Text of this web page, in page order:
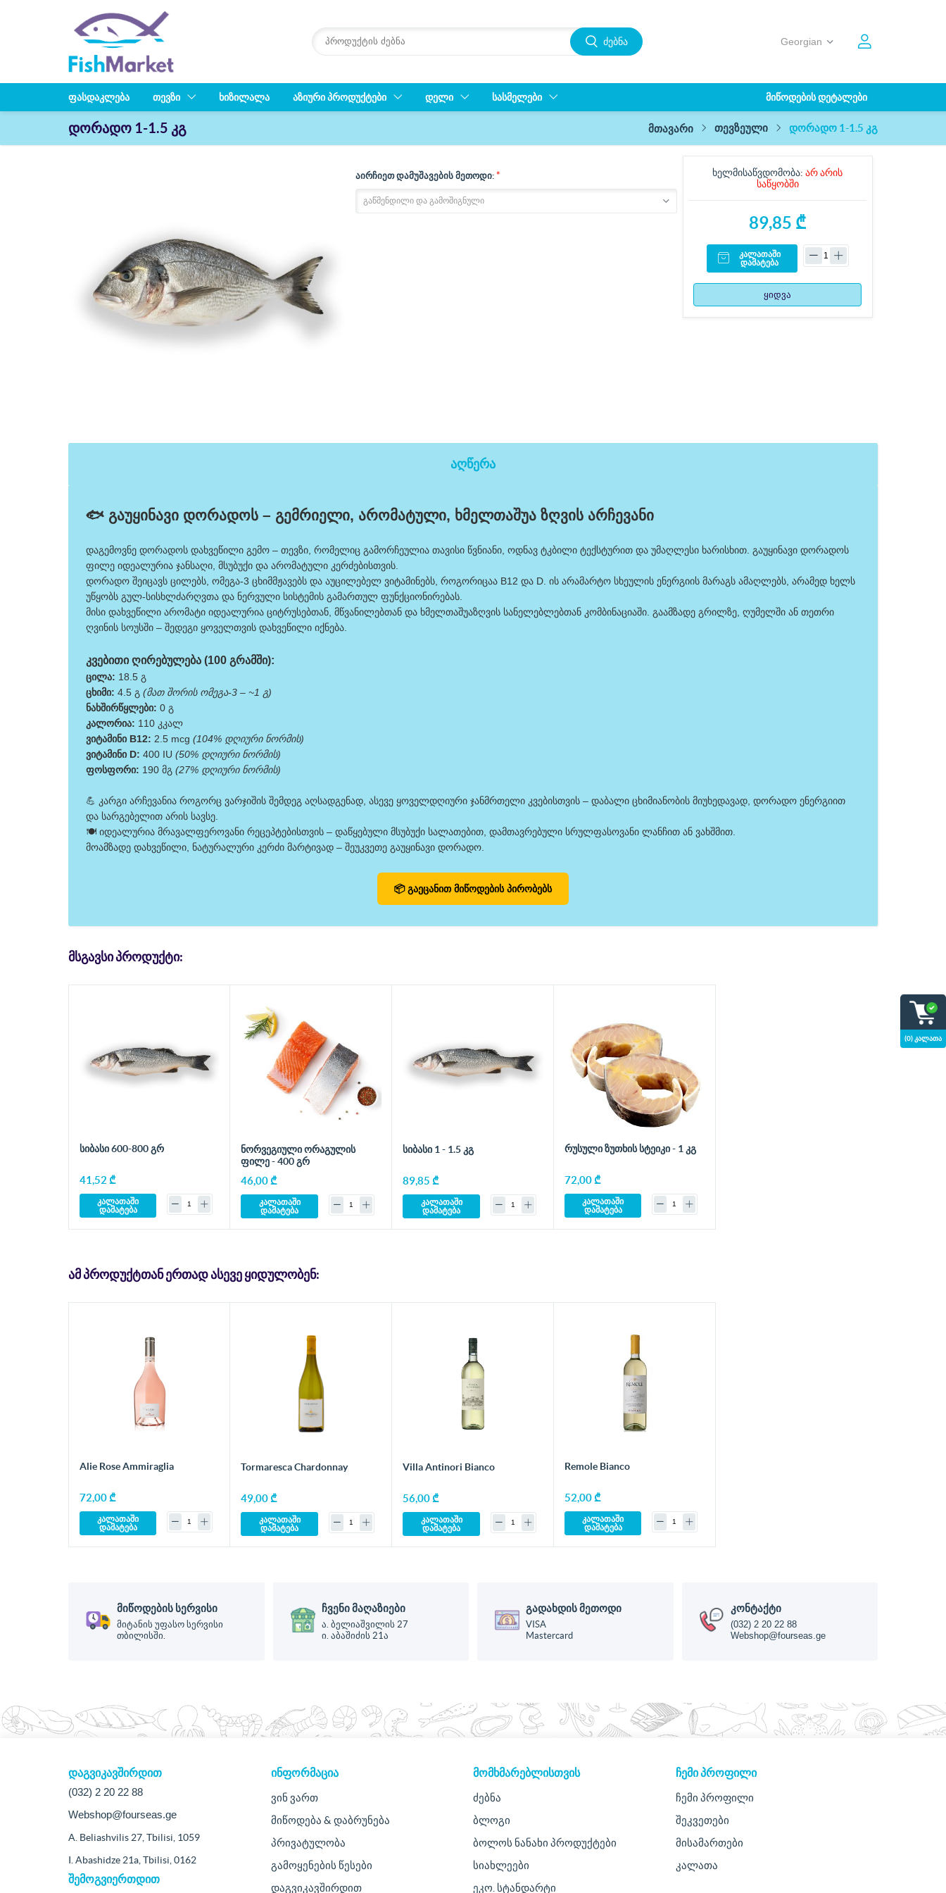
(0) კალათა
ძებნა
ᲤᲐᲡᲓᲐᲙᲚᲔᲑᲐ ᲗᲔᲕᲖᲘ ᲮᲘᲖᲘᲚᲐᲚᲐ ᲐᲖᲘᲣᲠᲘ ᲞᲠᲝᲓᲣᲥᲢᲔᲑᲘ ᲓᲔᲚᲘ ᲡᲐᲡᲛᲔᲚᲔᲑᲘ ᲛᲘᲬᲝᲓᲔᲑᲘᲡ ᲓᲔᲢᲐᲚᲔᲑᲘ
დორადო 1-1.5 კგ მთავარი თევზეული დორადო 1-1.5 კგ
აირჩიეთ დამუშავების მეთოდი: * ხელმისაწვდომობა: არ არის
საწყობში
89,85 ₾
კალათაში
დამატება
ყიდვა
აღწერა
🐟 გაუყინავი დორადოს – გემრიელი, არომატული, ხმელთაშუა ზღვის არჩევანი
დაგემოვნე დორადოს დახვეწილი გემო – თევზი, რომელიც გამორჩეულია თავისი წვნიანი, ოდნავ ტკბილი ტექსტურით და უმაღლესი ხარისხით. გაუყინავი დორადოს
ფილე იდეალურია ჯანსაღი, მსუბუქი და არომატული კერძებისთვის.
დორადო შეიცავს ცილებს, ომეგა-3 ცხიმმჟავებს და აუცილებელ ვიტამინებს, როგორიცაა B12 და D. ის არამარტო სხეულის ენერგიის მარაგს ამაღლებს, არამედ ხელს
უწყობს გულ-სისხლძარღვთა და ნერვული სისტემის გამართულ ფუნქციონირებას.
მისი დახვეწილი არომატი იდეალურია ციტრუსებთან, მწვანილებთან და ხმელთაშუაზღვის სანელებლებთან კომბინაციაში. გაამზადე გრილზე, ღუმელში ან თეთრი
ღვინის სოუსში – შედეგი ყოველთვის დახვეწილი იქნება.
კვებითი ღირებულება (100 გრამში):
ცილა: 18.5 გ
ცხიმი: 4.5 გ (მათ შორის ომეგა-3 – ~1 გ)
ნახშირწყლები: 0 გ
კალორია: 110 კკალ
ვიტამინი B12: 2.5 mcg (104% დღიური ნორმის)
ვიტამინი D: 400 IU (50% დღიური ნორმის)
ფოსფორი: 190 მგ (27% დღიური ნორმის)
💪 კარგი არჩევანია როგორც ვარჯიშის შემდეგ აღსადგენად, ასევე ყოველდღიური ჯანმრთელი კვებისთვის – დაბალი ცხიმიანობის მიუხედავად, დორადო ენერგიით
და სარგებელით არის სავსე.
🍽️ იდეალურია მრავალფეროვანი რეცეპტებისთვის – დაწყებული მსუბუქი სალათებით, დამთავრებული სრულფასოვანი ლანჩით ან ვახშმით.
მოამზადე დახვეწილი, ნატურალური კერძი მარტივად – შეუკვეთე გაუყინავი დორადო.
📦 გაეცანით მიწოდების პირობებს
ᲛᲡᲒᲐᲕᲡᲘ ᲞᲠᲝᲓᲣᲥᲢᲘ:
სიბასი 600-800 გრ
41,52 ₾
კალათაში
დამატება
ნორვეგიული ორაგულის
ფილე - 400 გრ
46,00 ₾
კალათაში
დამატება
სიბასი 1 - 1.5 კგ
89,85 ₾
კალათაში
დამატება
რუსული ზუთხის სტეიკი - 1 კგ
72,00 ₾
კალათაში
დამატება
ᲐᲛ ᲞᲠᲝᲓᲣᲥᲢᲗᲐᲜ ᲔᲠᲗᲐᲓ ᲐᲡᲔᲕᲔ ᲧᲘᲓᲣᲚᲝᲑᲔᲜ:
Alie Rose Ammiraglia
72,00 ₾
კალათაში
დამატება
Tormaresca Chardonnay
49,00 ₾
კალათაში
დამატება
Villa Antinori Bianco
56,00 ₾
კალათაში
დამატება
Remole Bianco
52,00 ₾
კალათაში
დამატება
მიწოდების სერვისი
მიტანის უფასო სერვისი
თბილისში.
ჩვენი მაღაზიები
ა. ბელიაშვილის 27
ი. აბაშიძის 21ა
გადახდის მეთოდი
VISA
Mastercard
კონტაქტი
(032) 2 20 22 88
Webshop@fourseas.ge
დაგვიკავშირდით
(032) 2 20 22 88
Webshop@fourseas.ge
A. Beliashvilis 27, Tbilisi, 1059
I. Abashidze 21a, Tbilisi, 0162
შემოგვიერთდით
ᲘᲜᲤᲝᲠᲛᲐᲪᲘᲐ
ვინ ვართ
მიწოდება & დაბრუნება
პრივატულობა
გამოყენების წესები
დაგვიკავშირდით
ᲛᲝᲛᲮᲛᲐᲠᲔᲑᲚᲘᲡᲗᲕᲘᲡ
ძებნა
ბლოგი
ბოლოს ნანახი პროდუქტები
სიახლეები
ეკო. სტანდარტი
ᲩᲔᲛᲘ ᲞᲠᲝᲤᲘᲚᲘ
ჩემი პროფილი
შეკვეთები
მისამართები
კალათა